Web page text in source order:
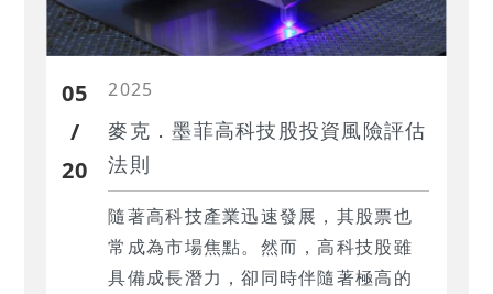
05
/
20
2025
麥克．墨菲高科技股投資風險評估
法則
隨著高科技產業迅速發展，其股票也
常成為市場焦點。然而，高科技股雖
具備成長潛力，卻同時伴隨著極高的